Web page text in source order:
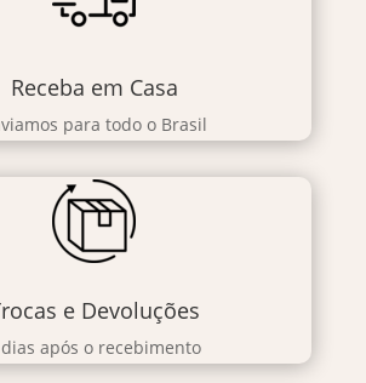
Receba em Casa
para todo o Brasil
e Devoluções
após o recebimento